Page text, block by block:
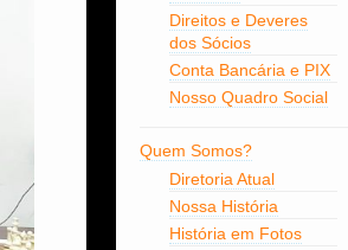
Direitos e Deveres
dos Sócios
Conta Bancária e PIX
Nosso Quadro Social
Quem Somos?
Diretoria Atual
Nossa História
História em Fotos